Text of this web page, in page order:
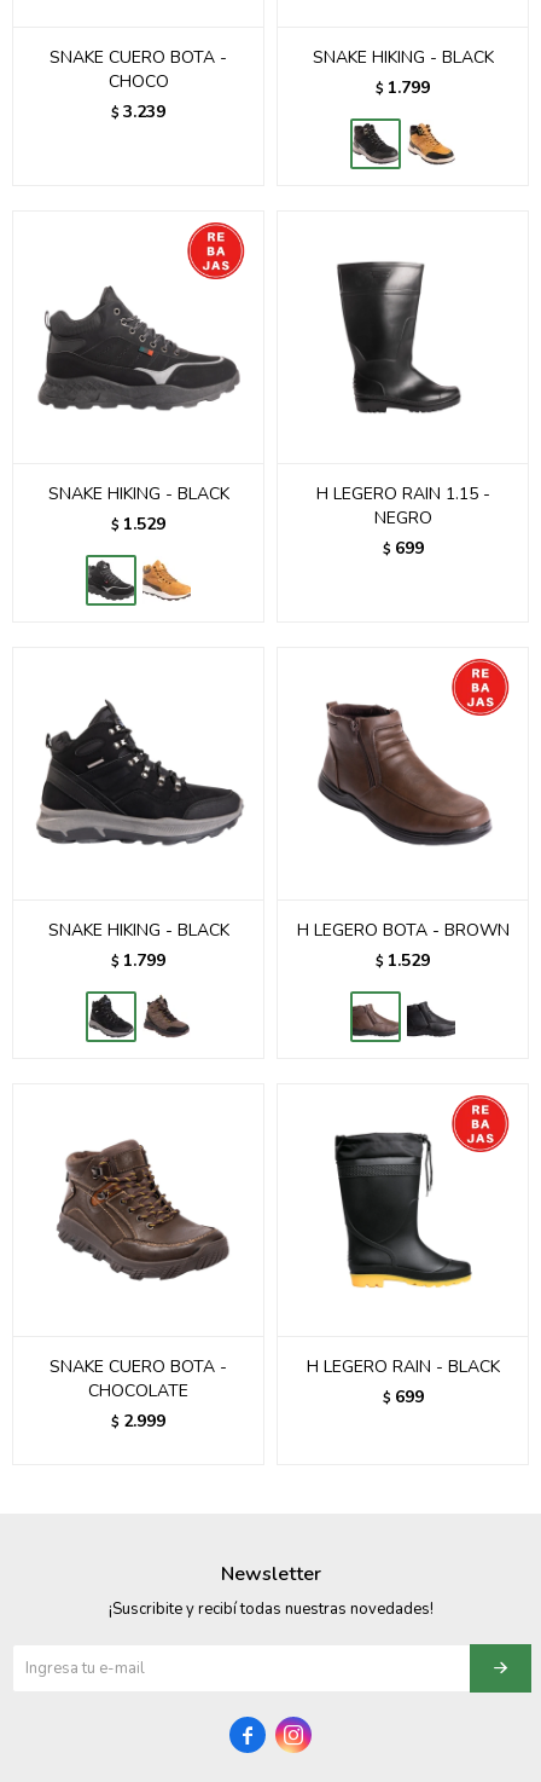
SNAKE CUERO BOTA -
CHOCO
$ 3.239
SNAKE HIKING - BLACK
$ 1.799
SNAKE HIKING - BLACK
$ 1.529
H LEGERO RAIN 1.15 -
NEGRO
$ 699
SNAKE HIKING - BLACK
$ 1.799
H LEGERO BOTA - BROWN
$ 1.529
SNAKE CUERO BOTA -
CHOCOLATE
$ 2.999
H LEGERO RAIN - BLACK
$ 699
Newsletter
¡Suscribite y recibí todas nuestras novedades!
 